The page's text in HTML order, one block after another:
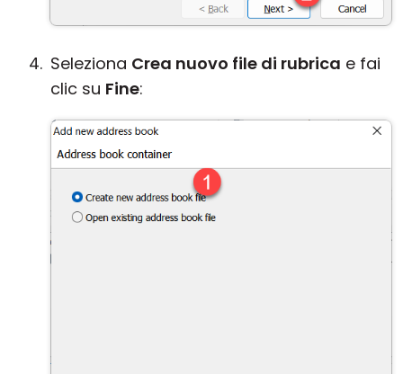
Seleziona Crea nuovo file di rubrica e fai
clic su Fine: